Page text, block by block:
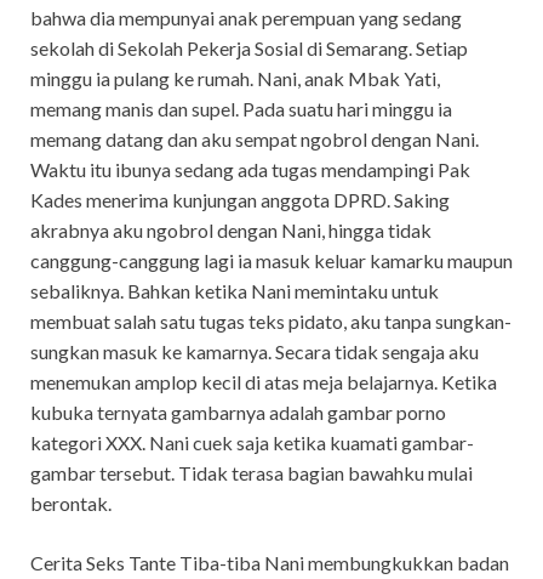
bahwa dia mempunyai anak perempuan yang sedang
sekolah di Sekolah Pekerja Sosial di Semarang. Setiap
minggu ia pulang ke rumah. Nani, anak Mbak Yati,
memang manis dan supel. Pada suatu hari minggu ia
memang datang dan aku sempat ngobrol dengan Nani.
Waktu itu ibunya sedang ada tugas mendampingi Pak
Kades menerima kunjungan anggota DPRD. Saking
akrabnya aku ngobrol dengan Nani, hingga tidak
canggung-canggung lagi ia masuk keluar kamarku maupun
sebaliknya. Bahkan ketika Nani memintaku untuk
membuat salah satu tugas teks pidato, aku tanpa sungkan-
sungkan masuk ke kamarnya. Secara tidak sengaja aku
menemukan amplop kecil di atas meja belajarnya. Ketika
kubuka ternyata gambarnya adalah gambar porno
kategori XXX. Nani cuek saja ketika kuamati gambar-
gambar tersebut. Tidak terasa bagian bawahku mulai
berontak.
Cerita Seks Tante Tiba-tiba Nani membungkukkan badan